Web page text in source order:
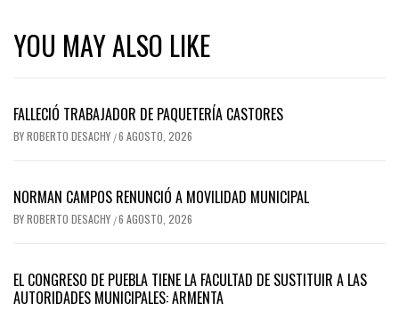
YOU MAY ALSO LIKE
FALLECIÓ TRABAJADOR DE PAQUETERÍA CASTORES
BYROBERTO DESACHY /6 AGOSTO, 2026
NORMAN CAMPOS RENUNCIÓ A MOVILIDAD MUNICIPAL
BYROBERTO DESACHY /6 AGOSTO, 2026
EL CONGRESO DE PUEBLA TIENE LA FACULTAD DE SUSTITUIR A LAS
AUTORIDADES MUNICIPALES: ARMENTA